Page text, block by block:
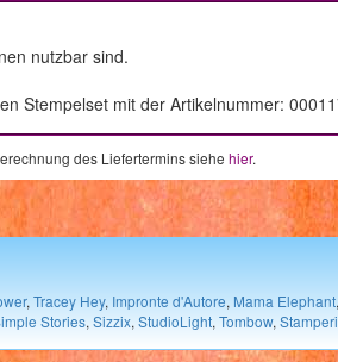
nutzbar sind.
Stempelset mit der Artikelnummer:
des Liefertermins siehe hier.
, Tracey Hey, Impronte d'Autore, Mama Elephant,
Stories, Sizzix, StudioLight, Tombow,